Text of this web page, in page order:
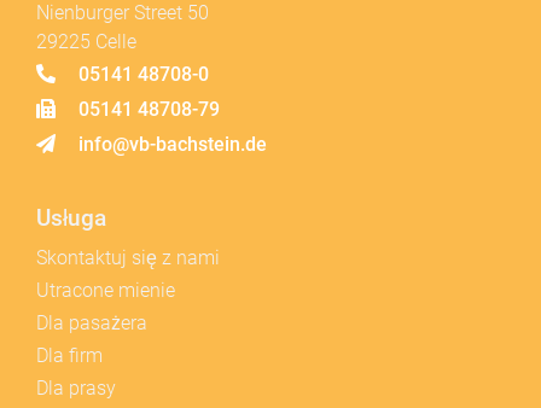
Nienburger Street 50
29225 Celle
05141 48708-0
05141 48708-79
info@vb-bachstein.de
Usługa
Skontaktuj się z nami
Utracone mienie
Dla pasażera
Dla firm
Dla prasy